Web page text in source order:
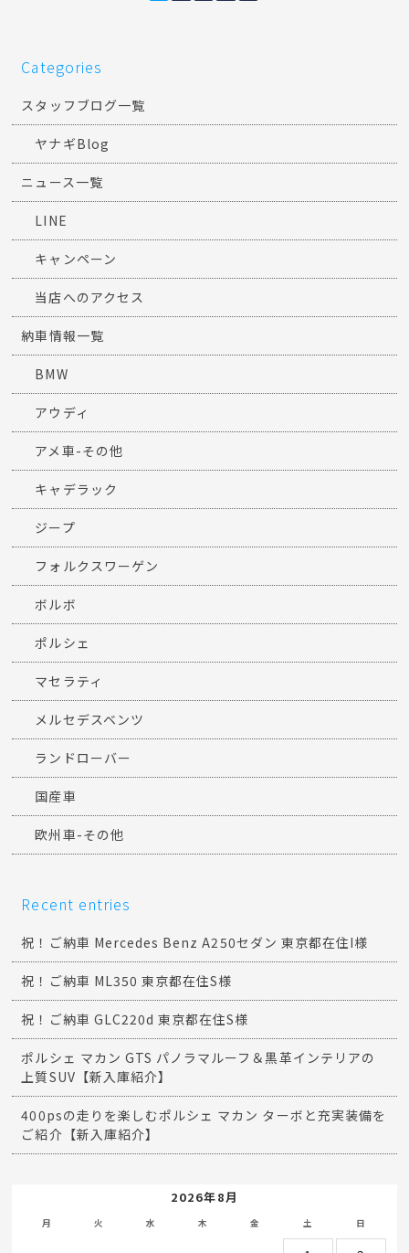
Categories
スタッフブログ一覧
ヤナギBlog
ニュース一覧
LINE
キャンペーン
当店へのアクセス
納車情報一覧
BMW
アウディ
アメ車-その他
キャデラック
ジープ
フォルクスワーゲン
ボルボ
ポルシェ
マセラティ
メルセデスベンツ
ランドローバー
国産車
欧州車-その他
Recent entries
祝！ご納車 Mercedes Benz A250セダン 東京都在住I様
祝！ご納車 ML350 東京都在住S様
祝！ご納車 GLC220d 東京都在住S様
ポルシェ マカン GTS パノラマルーフ＆黒革インテリアの
上質SUV【新入庫紹介】
400psの走りを楽しむポルシェ マカン ターボと充実装備を
ご紹介【新入庫紹介】
2026年8月
月 火 水 木 金 土 日